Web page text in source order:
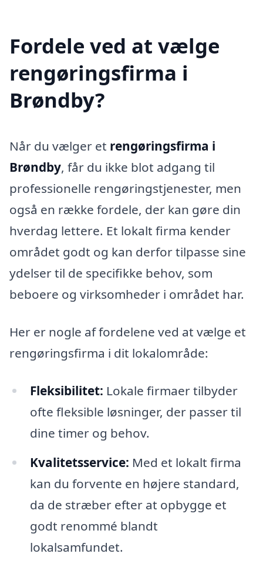
Fordele ved at vælge
rengøringsfirma i
Brøndby?
Når du vælger et rengøringsfirma i
Brøndby, får du ikke blot adgang til
professionelle rengøringstjenester, men
også en række fordele, der kan gøre din
hverdag lettere. Et lokalt firma kender
området godt og kan derfor tilpasse sine
ydelser til de specifikke behov, som
beboere og virksomheder i området har.
Her er nogle af fordelene ved at vælge et
rengøringsfirma i dit lokalområde:
Fleksibilitet: Lokale firmaer tilbyder
ofte fleksible løsninger, der passer til
dine timer og behov.
Kvalitetsservice: Med et lokalt firma
kan du forvente en højere standard,
da de stræber efter at opbygge et
godt renommé blandt
lokalsamfundet.